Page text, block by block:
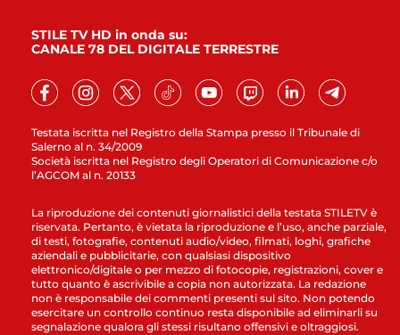
Testata iscritta nel Registro della Stampa presso il Tribunale di
Salerno al n. 34/2009
Società iscritta nel Registro degli Operatori di Comunicazione c/o
l’AGCOM al n. 20133
STILE TV HD in onda su:
CANALE 78 DEL DIGITALE TERRESTRE
La riproduzione dei contenuti giornalistici della testata STILETV è
riservata. Pertanto, è vietata la riproduzione e l’uso, anche parziale,
di testi, fotografie, contenuti audio/video, filmati, loghi, grafiche
aziendali e pubblicitarie, con qualsiasi dispositivo
elettronico/digitale o per mezzo di fotocopie, registrazioni, cover e
tutto quanto è ascrivibile a copia non autorizzata. La redazione
non è responsabile dei commenti presenti sul sito. Non potendo
esercitare un controllo continuo resta disponibile ad eliminarli su
segnalazione qualora gli stessi risultano offensivi e oltraggiosi.